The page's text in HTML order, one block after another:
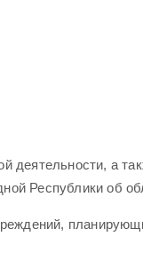
а
Республики об